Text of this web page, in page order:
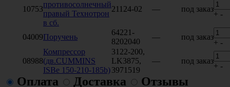
10753
противосолнечный
правый Технотрон
в сб.
21124-02 — под заказ
+ -
04009Поручень
64221-
8202040
— под заказ
+ -
08988
Компрессор
(дв.CUMMINS
ISBe 150-210-185b)
3122-200,
LK3875,
3971519
— под заказ
+ -
Оплата Доставка Отзывы